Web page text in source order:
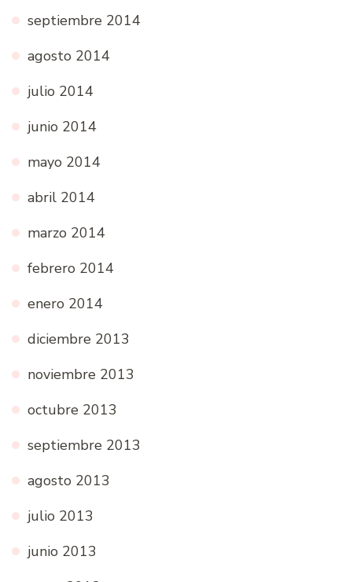
septiembre 2014
agosto 2014
julio 2014
junio 2014
mayo 2014
abril 2014
marzo 2014
febrero 2014
enero 2014
diciembre 2013
noviembre 2013
octubre 2013
septiembre 2013
agosto 2013
julio 2013
junio 2013